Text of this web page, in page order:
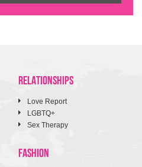
RELATIONSHIPS
Love Report
LGBTQ+
Sex Therapy
FASHION